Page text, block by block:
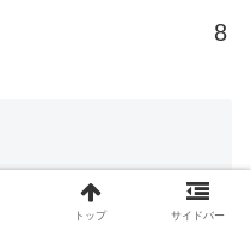
8
トップ サイドバー